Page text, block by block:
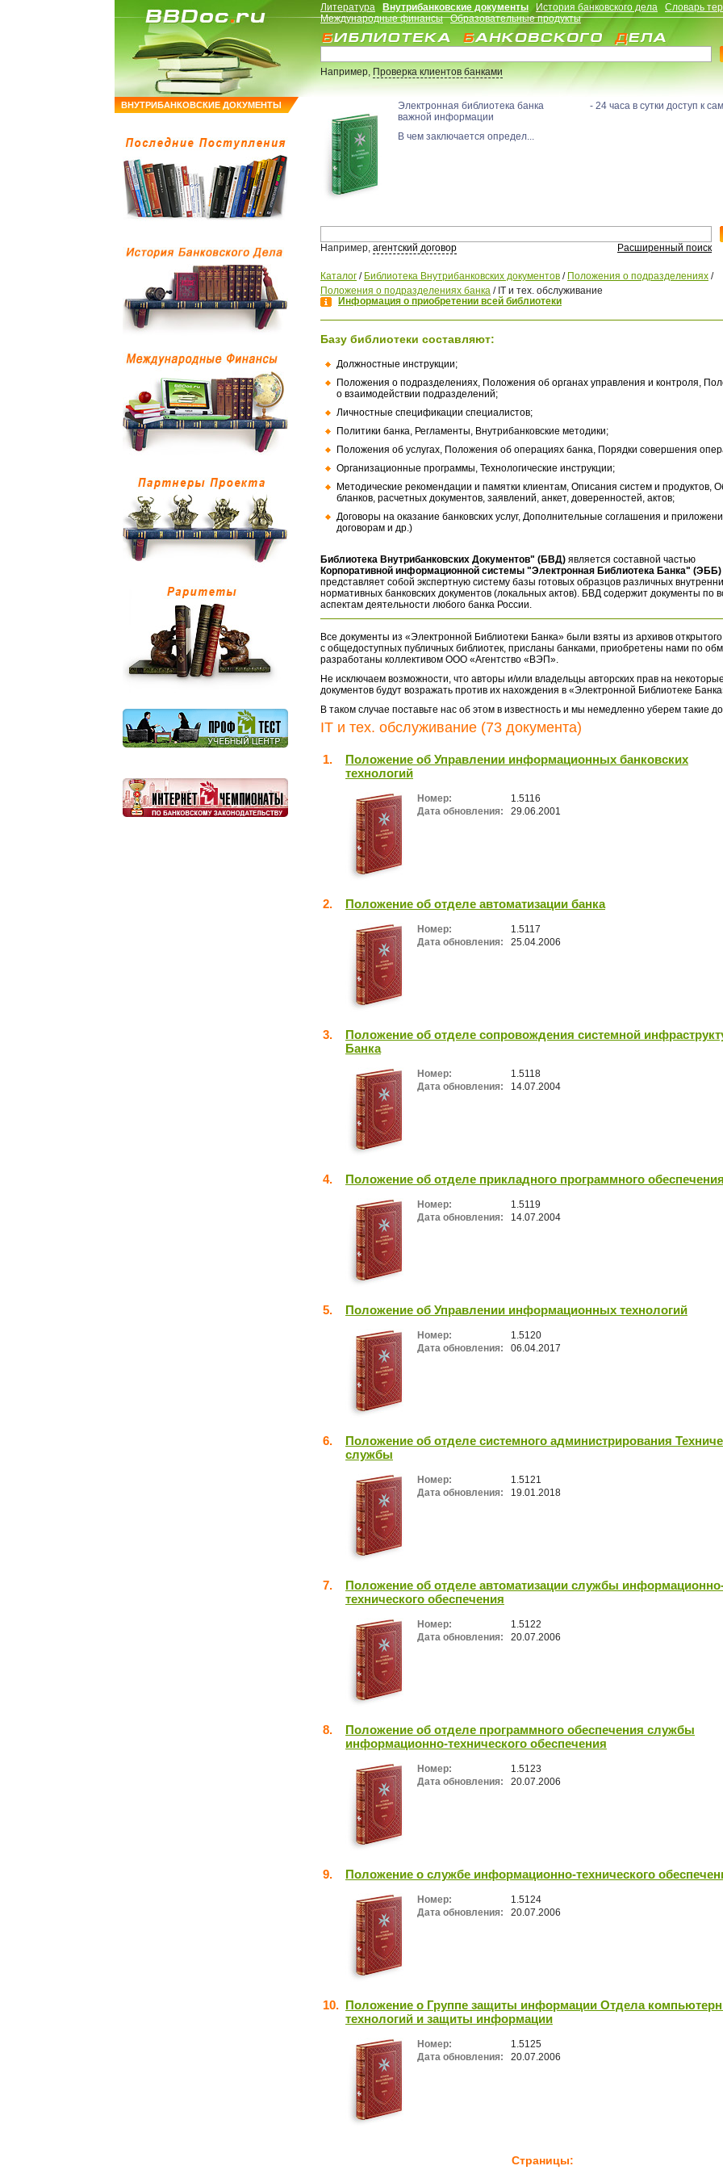
ВНУТРИБАНКОВСКИЕ ДОКУМЕНТЫ
Литература Внутрибанковские документы История банковского дела
Словарь
Международные финансы
Образовательные продукты
Например,Проверка клиентов банками
Электронная библиотека банка - 24 часа в сутки доступ к
важной информации
В чем заключается определ...
Например, агентский договор Расширенный поиск
Каталог / Библиотека Внутрибанковских документов / Положения о подразделениях /
Положения о подразделениях банка / IT и тех. обслуживание
Информация о приобретении всей библиотеки
Базу библиотеки составляют:
Должностные инструкции;
Положения о подразделениях, Положения об органах управления и контроля,
о взаимодействии подразделений;
Личностные спецификации специалистов;
Политики банка, Регламенты, Внутрибанковские методики;
Положения об услугах, Положения об операциях банка, Порядки совершения
Организационные программы, Технологические инструкции;
Методические рекомендации и памятки клиентам, Описания систем и продуктов,
бланков, расчетных документов, заявлений, анкет, доверенностей, актов;
Договоры на оказание банковских услуг, Дополнительные соглашения и
договорам и др.)
Библиотека Внутрибанковских Документов" (БВД) является составной частью
Корпоративной информационной системы "Электронная Библиотека Банка" (ЭББ)
представляет собой экспертную систему базы готовых образцов различных
нормативных банковских документов (локальных актов). БВД содержит документы по
аспектам деятельности любого банка России.
Все документы из «Электронной Библиотеки Банка» были взяты из архивов
с общедоступных публичных библиотек, присланы банками, приобретены нами по
разработаны коллективом ООО «Агентство «ВЭП».
Не исключаем возможности, что авторы и/или владельцы авторских прав на
документов будут возражать против их нахождения в «Электронной Библиотеке
В таком случае поставьте нас об этом в известность и мы немедленно уберем такие
IT и тех. обслуживание (73 документа)
1.
Положение об Управлении информационных банковских
технологий
Номер:
1.5116
Дата обновления:
29.06.2001
2. Положение об отделе автоматизации банка
Номер:
1.5117
Дата обновления:
25.04.2006
3.
Положение об отделе сопровождения системной
Банка
Номер:
1.5118
Дата обновления:
14.07.2004
4. Положение об отделе прикладного программного
Номер:
1.5119
Дата обновления:
14.07.2004
5. Положение об Управлении информационных технологий
Номер:
1.5120
Дата обновления:
06.04.2017
6.
Положение об отделе системного администрирования
службы
Номер:
1.5121
Дата обновления:
19.01.2018
7.
Положение об отделе автоматизации службы
технического обеспечения
Номер:
1.5122
Дата обновления:
20.07.2006
8.
Положение об отделе программного обеспечения службы
информационно-технического обеспечения
Номер:
1.5123
Дата обновления:
20.07.2006
9. Положение о службе информационно-технического
Номер:
1.5124
Дата обновления:
20.07.2006
10. Положение о Группе защиты информации Отдела
технологий и защиты информации
Номер:
1.5125
Дата обновления:
20.07.2006
Страницы: